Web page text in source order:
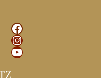
Facebook
Instagram
YouTube